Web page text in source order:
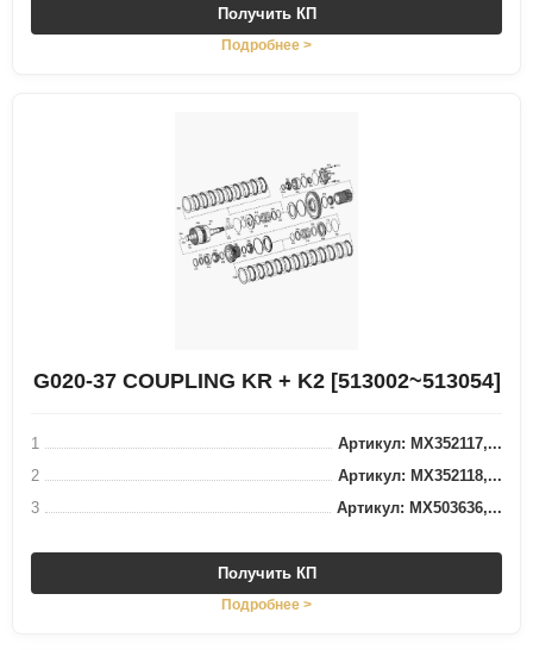
Получить КП
Подробнее >
G020-37 COUPLING KR + K2 [513002~513054]
1
Артикул: MX352117,...
2
Артикул: MX352118,...
3
Артикул: MX503636,...
Получить КП
Подробнее >